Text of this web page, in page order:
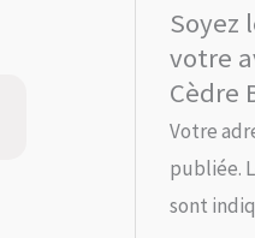
Soyez
votre
Cèdre
Votre
publiée.
sont